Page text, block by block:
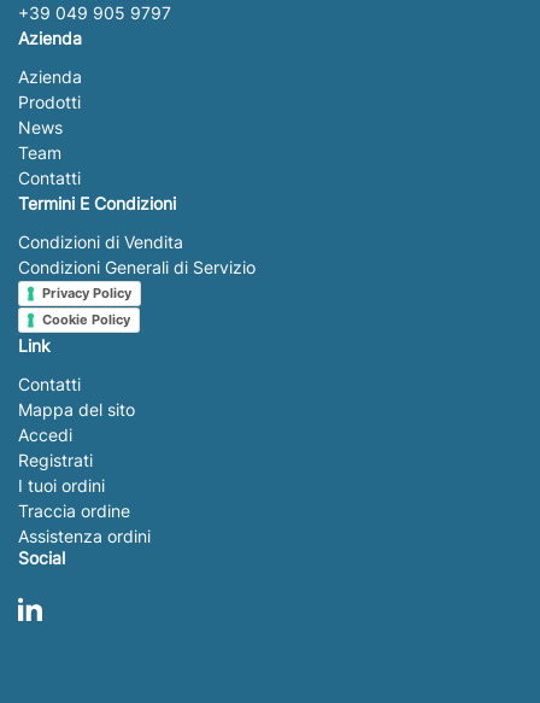
+39 049 905 9797
Azienda
Azienda
Prodotti
News
Team
Contatti
Termini E Condizioni
Condizioni di Vendita
Condizioni Generali di Servizio
Privacy Policy
Cookie Policy
Link
Contatti
Mappa del sito
Accedi
Registrati
I tuoi ordini
Traccia ordine
Assistenza ordini
Social
LinkedIn